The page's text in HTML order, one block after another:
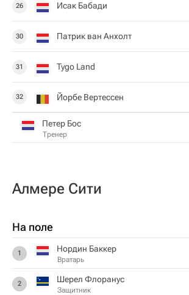
26 Исак Бабади
30 Патрик ван Анхолт
31 Tygo Land
32 Йорбе Вертессен
Петер Бос
Тренер
Алмере Сити
На поле
1 Нордин Баккер
Вратарь
2 Шерел Флоранус
Защитник